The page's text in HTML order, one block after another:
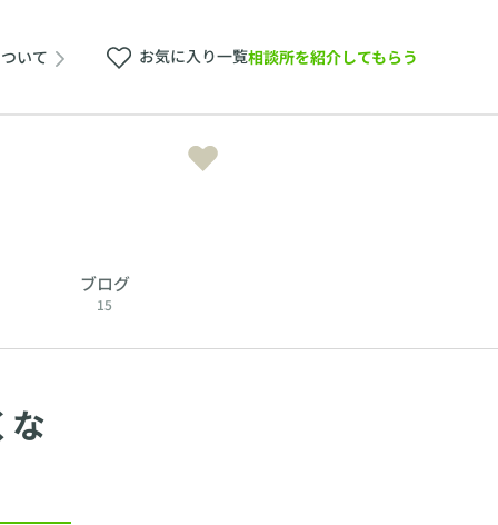
いて お気に入り一覧相談所を紹介してもらう
ブログ
15
な